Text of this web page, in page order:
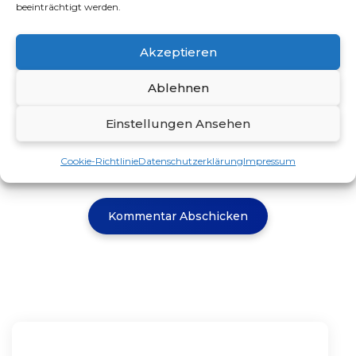
beeinträchtigt werden.
Akzeptieren
Ablehnen
Einstellungen Ansehen
Cookie-RichtlinieDatenschutzerklärungImpressum